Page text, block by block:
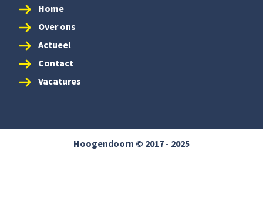
Home
Over ons
Actueel
Contact
Vacatures
Hoogendoorn © 2017 - 2025